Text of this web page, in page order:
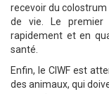
recevoir du
de vie. Le
rapidement et en
santé.
Enfin, le CIWF est
des animaux, qui